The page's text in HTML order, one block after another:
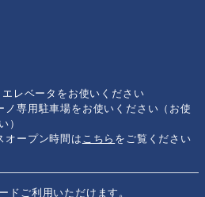
レベータをお使いください
専用駐車場をお使いください（お使
）
オープン時間は こちら をご覧ください
ドご利用いただけます。